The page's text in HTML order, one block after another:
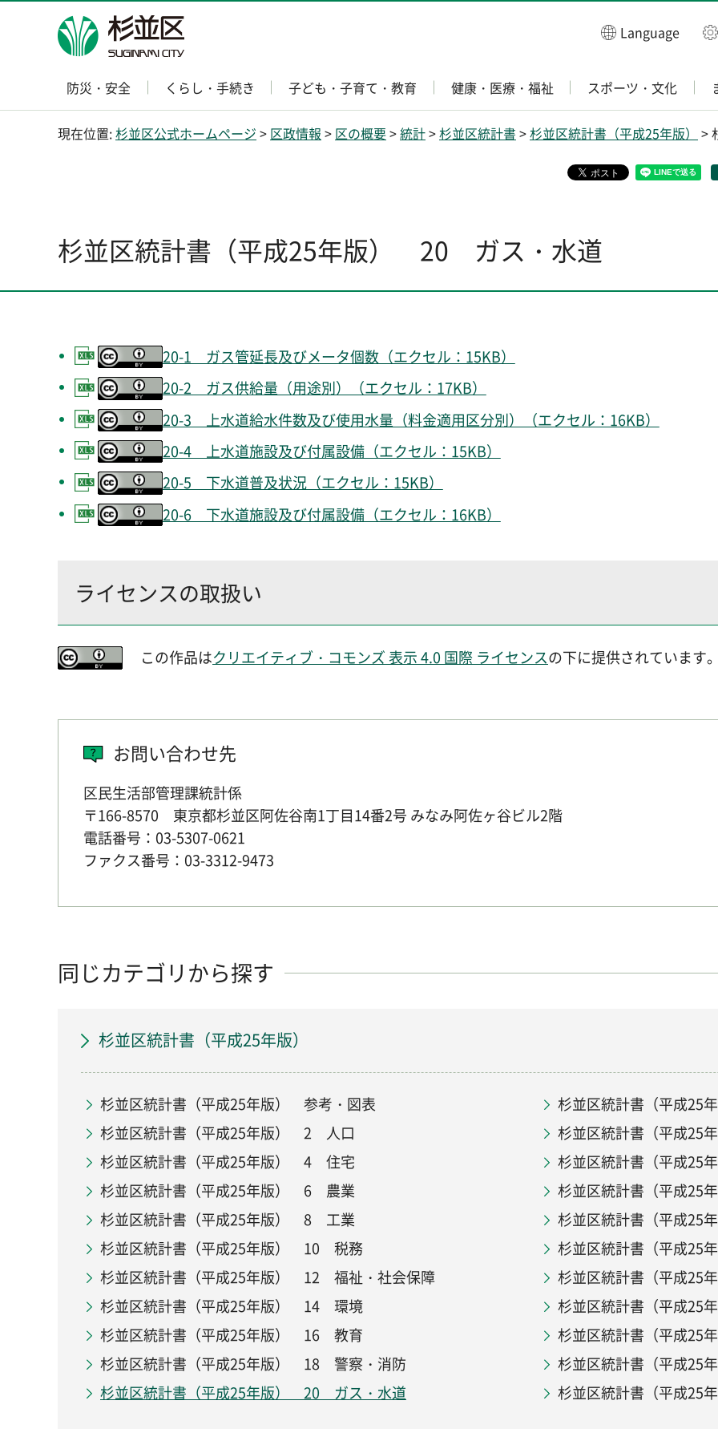
杉並区 Language
防災・安全 くらし・手続き 子ども・子育て・教育 健康・医療・福祉 スポーツ・文化
現在位置:杉並区公式ホームページ > 区政情報 > 区の概要>統計>杉並区統計書 >杉並区統計書（平成25年版） >
杉並区統計書（平成25年版） 20 ガス・水道
20-1 ガス管延長及びメータ個数（エクセル：15KB）
20-2 ガス供給量（用途別）（エクセル：17KB）
20-3 上水道給水件数及び使用水量（料金適用区分別）（エクセル：16KB）
20-4 上水道施設及び付属設備（エクセル：15KB）
20-5 下水道普及状況（エクセル：15KB）
20-6 下水道施設及び付属設備（エクセル：16KB）
ライセンスの取扱い
この作品はクリエイティブ・コモンズ 表示 4.0 国際 ライセンスの下に提供されています
お問い合わせ先
区民生活部管理課統計係
〒166-8570 東京都杉並区阿佐谷南1丁目14番2号 みなみ阿佐ヶ谷ビル2階
電話番号：03-5307-0621
ファクス番号：03-3312-9473
同じカテゴリから探す
杉並区統計書（平成25年版）
杉並区統計書（平成25年版） 参考・図表
杉並区統計書（平成
杉並区統計書（平成25年版） 2 人口
杉並区統計書（平成
杉並区統計書（平成25年版） 4 住宅
杉並区統計書（平成
杉並区統計書（平成25年版） 6 農業
杉並区統計書（平成
杉並区統計書（平成25年版） 8 工業
杉並区統計書（平成
杉並区統計書（平成25年版） 10 税務
杉並区統計書（平成
杉並区統計書（平成25年版） 12 福祉・社会保障
杉並区統計書（平成
杉並区統計書（平成25年版） 14 環境
杉並区統計書（平成
杉並区統計書（平成25年版） 16 教育
杉並区統計書（平成
杉並区統計書（平成25年版） 18 警察・消防
杉並区統計書（平成
杉並区統計書（平成25年版） 20 ガス・水道
杉並区統計書（平成